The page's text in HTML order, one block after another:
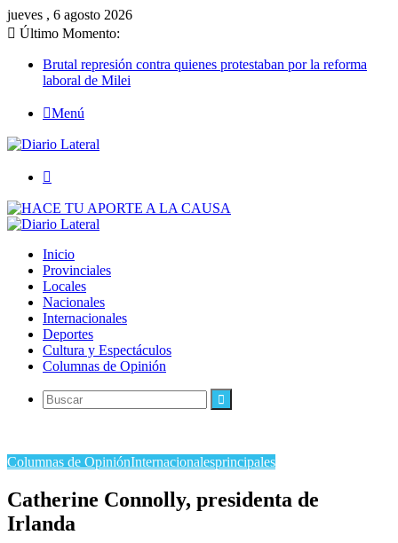
jueves , 6 agosto 2026
Último Momento:
Brutal represión contra quienes protestaban por la reforma
laboral de Milei
Menú
Inicio
Provinciales
Locales
Nacionales
Internacionales
Deportes
Cultura y Espectáculos
Columnas de Opinión
Buscar
Columnas de OpiniónInternacionalesprincipales
Catherine Connolly, presidenta de
Irlanda